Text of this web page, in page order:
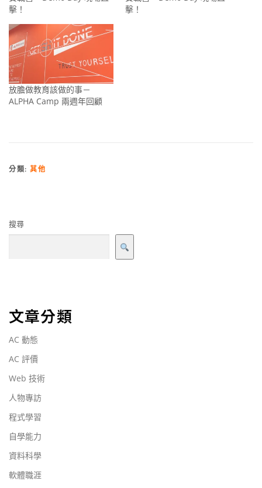
擊！
擊！
放膽做教育該做的事－
ALPHA Camp 兩週年回顧
分類: 其他
搜尋
文章分類
AC 動態
AC 評價
Web 技術
人物專訪
程式學習
自學能力
資料科學
軟體職涯